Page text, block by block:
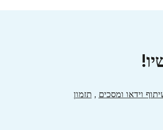
וידאו ומסכים , תזמון